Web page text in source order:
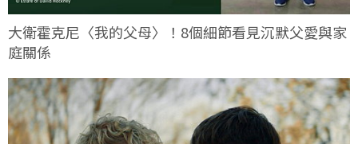
大衛霍克尼〈我的父母〉！8個細節看見沉默父愛與家
庭關係